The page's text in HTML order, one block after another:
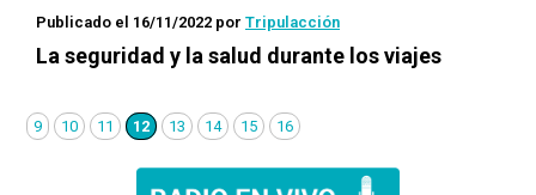
Publicado el 16/11/2022 por Tripulacción
La seguridad y la salud durante los viajes
9 10 11 12 13 14 15 16